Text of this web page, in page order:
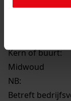
Kern of buurt:
Midwoud
NB:
Betreft